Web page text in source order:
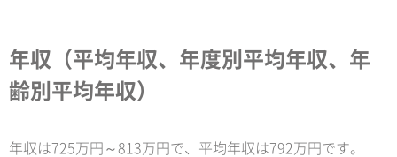
年収（平均年収、年度別平均年収、年
齢別平均年収）
年収は725万円～813万円で、平均年収は792万円です。